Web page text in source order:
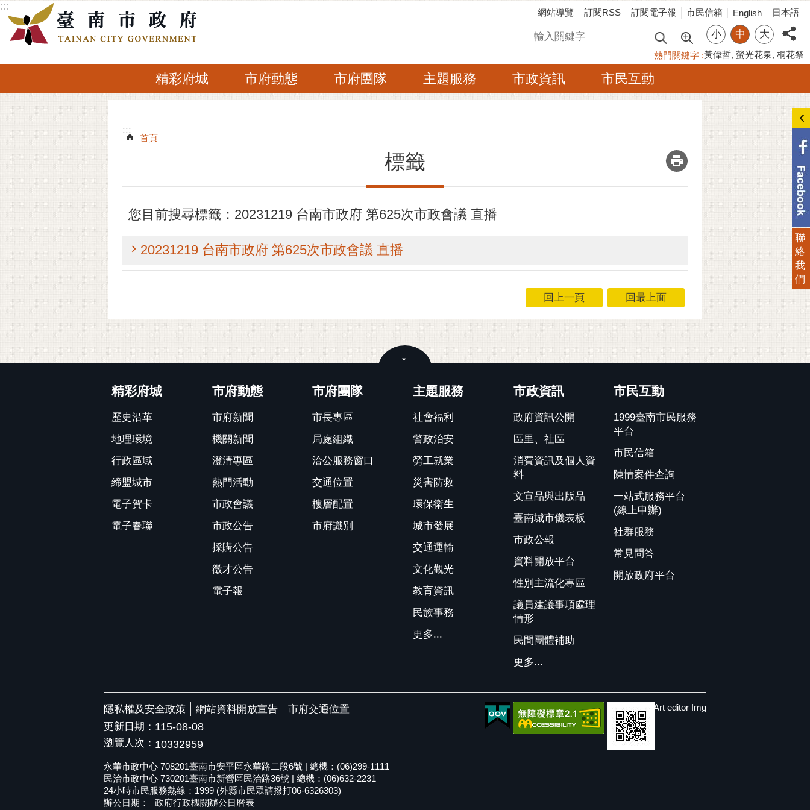
跳到主要內容區塊
:::
網站導覽 訂閱RSS 訂閱電子報 市民信箱 English 日本語
搜尋 小 中 大
熱門關鍵字 黃偉哲 螢光花泉 桐花祭
精彩府城 市府動態 市府團隊 主題服務 市政資訊 市民互動
:::
:::
首頁
標籤 _
您目前搜尋標籤：20231219 台南市政府 第625次市政會議 直播
20231219 台南市政府 第625次市政會議 直播
回上一頁 回最上面
精彩府城
歷史沿革
地理環境
行政區域
締盟城市
電子賀卡
電子春聯
市府動態
市府新聞
機關新聞
澄清專區
熱門活動
市政會議
市政公告
採購公告
徵才公告
電子報
市府團隊
市長專區
局處組織
洽公服務窗口
交通位置
樓層配置
市府識別
主題服務
社會福利
警政治安
勞工就業
災害防救
環保衛生
城市發展
交通運輸
文化觀光
教育資訊
民族事務
更多...
市政資訊
政府資訊公開
區里、社區
消費資訊及個人資
料
文宣品與出版品
臺南城市儀表板
市政公報
資料開放平台
性別主流化專區
議員建議事項處理
情形
民間團體補助
更多...
市民互動
1999臺南市民服務
平台
市民信箱
陳情案件查詢
一站式服務平台
(線上申辦)
社群服務
常見問答
開放政府平台
隱私權及安全政策 網站資料開放宣告
市府交通位置
更新日期： 115-08-08
瀏覽人次： 10332959
永華市政中心 708201臺南市安平區永華路二段6號 | 總機：(06)299-1111
民治市政中心 730201臺南市新營區民治路36號 | 總機：(06)632-2231
24小時市民服務熱線：1999 (外縣市民眾請撥打06-6326303)
辦公日期：
政府行政機關辦公日曆表
聯
絡
我
們